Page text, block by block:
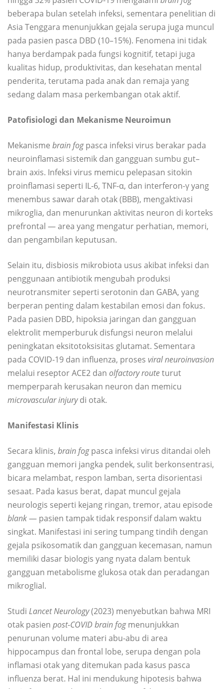
beberapa bulan setelah infeksi, sementara penelitian di
Asia Tenggara menunjukkan gejala serupa juga muncul
pada pasien pasca DBD (10–15%). Fenomena ini tidak
hanya berdampak pada fungsi kognitif, tetapi juga
kualitas hidup, produktivitas, dan kesehatan mental
penderita, terutama pada anak dan remaja yang
sedang dalam masa perkembangan otak aktif.
Patofisiologi dan Mekanisme Neuroimun
Mekanisme brain fogpasca infeksi virus berakar pada
neuroinflamasi sistemik dan gangguan sumbu gut–
brain axis. Infeksi virus memicu pelepasan sitokin
proinflamasi seperti IL-6, TNF-α, dan interferon-γ yang
menembus sawar darah otak (BBB), mengaktivasi
mikroglia, dan menurunkan aktivitas neuron di korteks
prefrontal — area yang mengatur perhatian, memori,
dan pengambilan keputusan.
Selain itu, disbiosis mikrobiota usus akibat infeksi dan
penggunaan antibiotik mengubah produksi
neurotransmiter seperti serotonin dan GABA, yang
berperan penting dalam kestabilan emosi dan fokus.
Pada pasien DBD, hipoksia jaringan dan gangguan
elektrolit memperburuk disfungsi neuron melalui
peningkatan eksitotoksisitas glutamat. Sementara
pada COVID-19 dan influenza, proses viral neuroinvasion
melalui reseptor ACE2 dan olfactory routeturut
memperparah kerusakan neuron dan memicu
microvascular injurydi otak.
Manifestasi Klinis
Secara klinis, brain fogpasca infeksi virus ditandai oleh
gangguan memori jangka pendek, sulit berkonsentrasi,
bicara melambat, respon lamban, serta disorientasi
sesaat. Pada kasus berat, dapat muncul gejala
neurologis seperti kejang ringan, tremor, atau episode
blank— pasien tampak tidak responsif dalam waktu
singkat. Manifestasi ini sering tumpang tindih dengan
gejala psikosomatik dan gangguan kecemasan, namun
memiliki dasar biologis yang nyata dalam bentuk
gangguan metabolisme glukosa otak dan peradangan
mikroglial.
Studi Lancet Neurology(2023) menyebutkan bahwa MRI
otak pasien post-COVID brain fogmenunjukkan
penurunan volume materi abu-abu di area
hippocampus dan frontal lobe, serupa dengan pola
inflamasi otak yang ditemukan pada kasus pasca
influenza berat. Hal ini mendukung hipotesis bahwa